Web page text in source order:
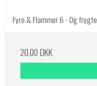
Fyre & Flammer 6 - Og
20,00 DKK